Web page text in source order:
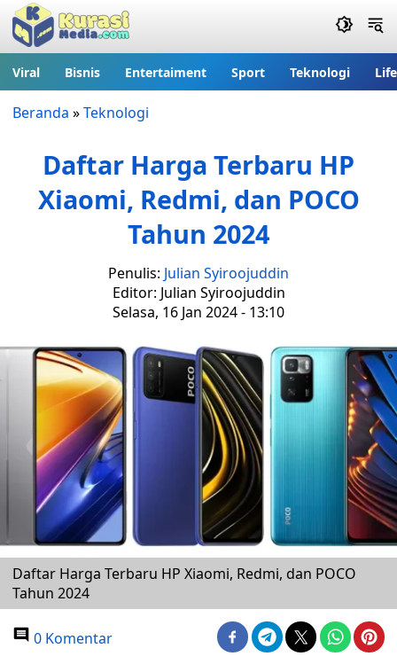
Viral Bisnis Entertaiment Sport Teknologi
Beranda »Teknologi
Daftar Harga Terbaru HP
Xiaomi, Redmi, dan POCO
Tahun 2024
Penulis: Julian Syiroojuddin
Editor: Julian Syiroojuddin
Selasa, 16 Jan 2024 - 13:10
Daftar Harga Terbaru HP Xiaomi, Redmi, dan POCO
Tahun 2024
0 Komentar